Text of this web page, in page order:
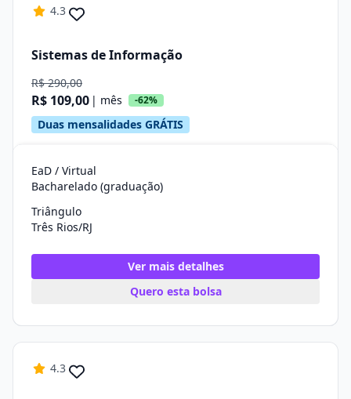
4.3
Sistemas de Informação
R$ 290,00
R$ 109,00 | mês -62%
Duas mensalidades GRÁTIS
EaD / Virtual
Bacharelado (graduação)
Triângulo
Três Rios/RJ
Ver mais detalhes
Quero esta bolsa
4.3